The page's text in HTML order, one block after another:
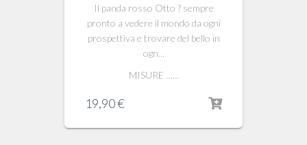
Il panda rosso Otto ? sempre
pronto a vedere il mondo da ogni
prospettiva e trovare del bello in
ogn...
MISURE …...
19,90€